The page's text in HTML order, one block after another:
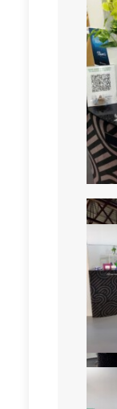
aos
este